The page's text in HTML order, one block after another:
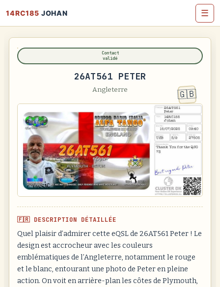
14RC185 JOHAN ☰
🇬🇧
Contact
validé
26AT561 PETER
Angleterre
🇫🇷 DESCRIPTION DÉTAILLÉE
Quel plaisir d’admirer cette eQSL de 26AT561 Peter ! Le
design est accrocheur avec les couleurs
emblématiques de l’Angleterre, notamment le rouge
et le blanc, entourant une photo de Peter en pleine
action. On voit en arrière-plan les côtes de Plymouth,